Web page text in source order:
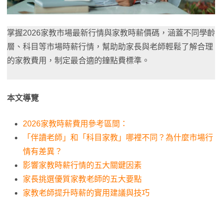
掌握2026家教市場最新行情與家教時薪價碼，涵蓋不同學齡
層、科目等市場時薪行情，幫助助家長與老師輕鬆了解合理
的家教費用，制定最合適的鐘點費標準。
本文導覽
2026家教時薪費用參考區間：
「伴讀老師」和「科目家教」哪裡不同？為什麼市場行
情有差異？
影響家教時薪行情的五大關鍵因素
家長挑選優質家教老師的五大要點
家教老師提升時薪的實用建議與技巧